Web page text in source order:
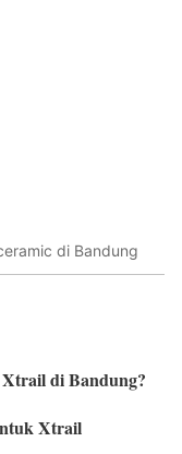
di Bandung
di Bandung?
Xtrail